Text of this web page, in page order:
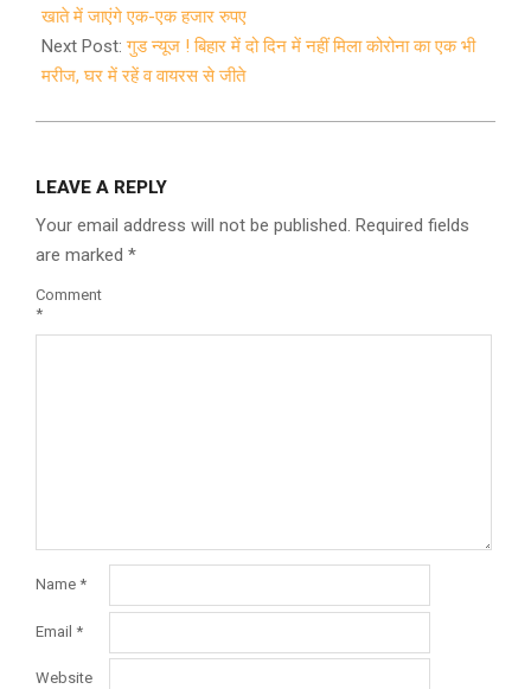
07
खाते में जाएंगे एक-एक हजार रुपए
Next Post:गुड न्यूज ! बिहार में दो दिन में नहीं मिला कोरोना का एक भी
मरीज, घर में रहें व वायरस से जीते
LEAVE A REPLY
Your email address will not be published. Required fields
are marked *
Comment
*
Name *
Email *
Website